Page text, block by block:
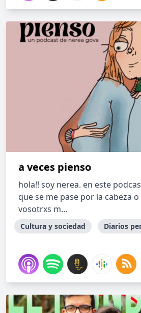
a veces pienso
hola!! soy nerea. en este
que se me pase por la cabeza
vosotrxs m...
Cultura y sociedad Diarios